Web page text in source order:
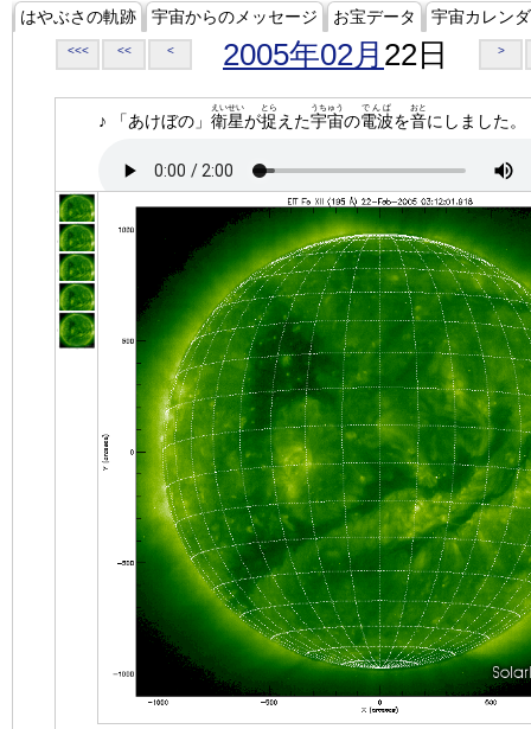
はやぶさの軌跡 宇宙からのメッセージ お宝データ 宇宙カレン
<<< << < 2005年02月 22日 >
♪ 「あけぼの」 衛星
えいせい
が捉
とら
えた宇宙
うちゅう
の電波
でんぱ
を音
おと
にしました。